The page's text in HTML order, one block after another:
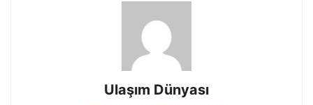
Ulaşım Dünyası